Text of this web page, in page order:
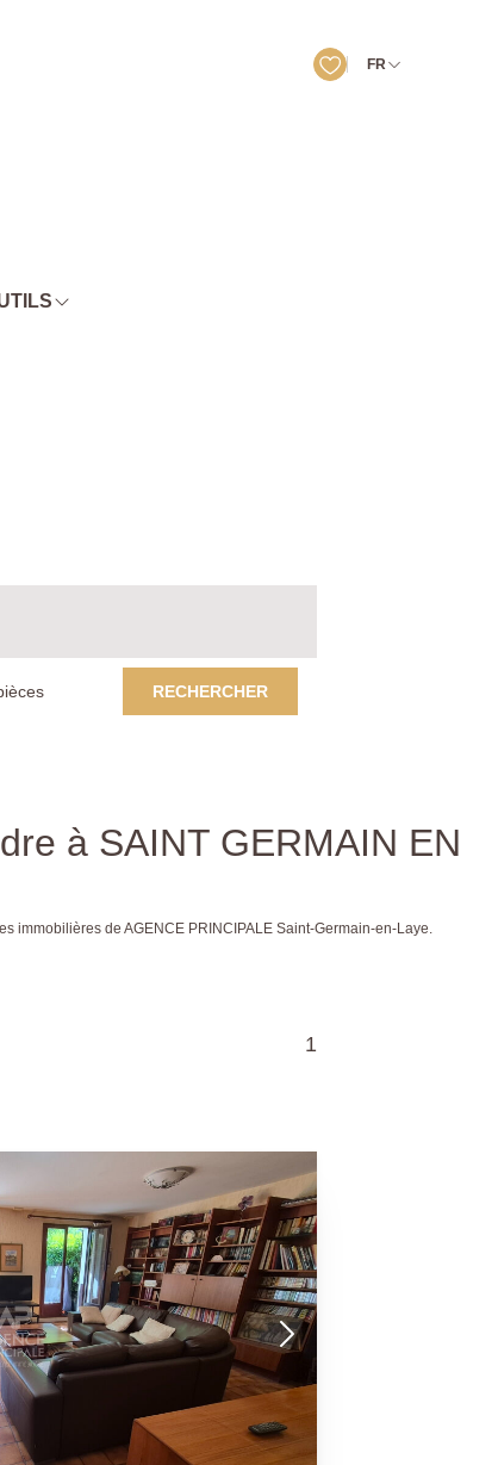
FR
RECHERCHER
à SAINT GERMAIN EN
immobilières de AGENCE PRINCIPALE Saint-Germain-en-Laye.
1